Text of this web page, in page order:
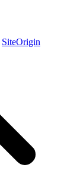
SiteOrigin